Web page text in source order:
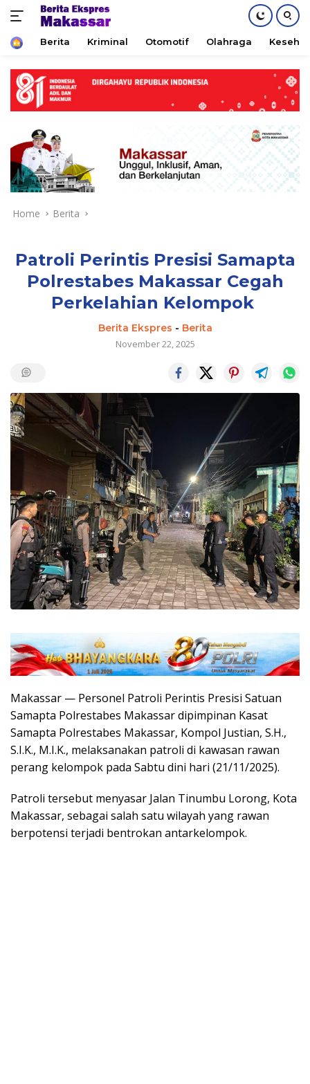
content
HomeBerita Kriminal Otomotif Olahraga
Home Berita
Patroli Perintis Presisi Samapta
Polrestabes Makassar Cegah
Perkelahian Kelompok
Berita Ekspres - Berita
November 22, 2025
Makassar — Personel Patroli Perintis Presisi Satuan
Samapta Polrestabes Makassar dipimpinan Kasat
Samapta Polrestabes Makassar, Kompol Justian, S.H.,
S.I.K., M.I.K., melaksanakan patroli di kawasan rawan
perang kelompok pada Sabtu dini hari (21/11/2025).
Patroli tersebut menyasar Jalan Tinumbu Lorong, Kota
Makassar, sebagai salah satu wilayah yang rawan
berpotensi terjadi bentrokan antarkelompok.